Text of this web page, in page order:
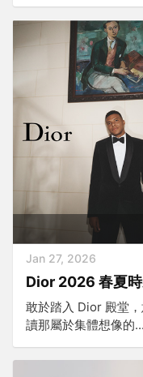
Jan 27, 2026
Dior 2026 春夏時
敢於踏入 Dior 殿堂
讀那屬於集體想像的...